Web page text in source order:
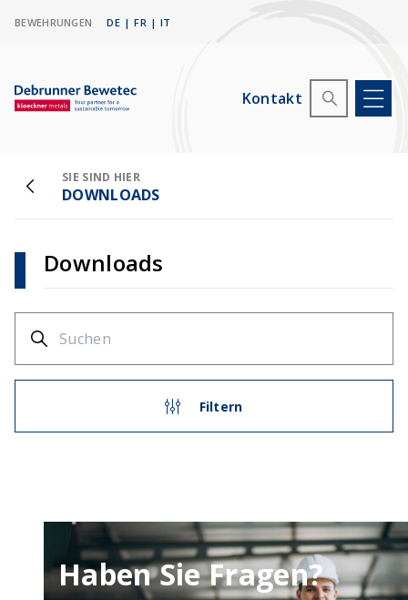
BEWEHRUNGEN IT
|
FR
|
DE
Kontakt
SIE SIND HIER
DOWNLOADS
Downloads
Filtern
Haben Sie Fragen?